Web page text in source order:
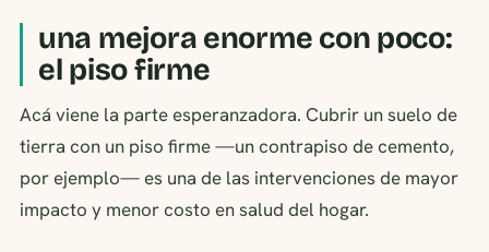
una mejora enorme con poco:
el piso firme
Acá viene la parte esperanzadora. Cubrir un suelo de
tierra con un piso firme —un contrapiso de cemento,
por ejemplo— es una de las intervenciones de mayor
impacto y menor costo en salud del hogar.